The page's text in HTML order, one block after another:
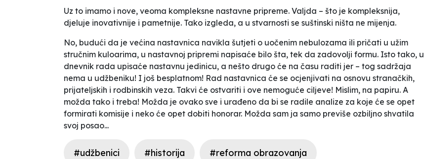
Uz to imamo i nove, veoma kompleksne nastavne pripreme. Valjda – što je kompleksnija,
djeluje inovativnije i pametnije. Tako izgleda, a u stvarnosti se suštinski ništa ne mijenja.
No, budući da je većina nastavnica navikla šutjeti o uočenim nebulozama ili pričati u užim
stručnim kuloarima, u nastavnoj pripremi napisaće bilo šta, tek da zadovolji formu. Isto tako, u
dnevnik rada upisaće nastavnu jedinicu, a nešto drugo će na času raditi jer – tog sadržaja
nema u udžbeniku! I još besplatnom! Rad nastavnica će se ocjenjivati na osnovu stranačkih,
prijateljskih i rodbinskih veza. Takvi će ostvariti i ove nemoguće ciljeve! Mislim, na papiru. A
možda tako i treba! Možda je ovako sve i urađeno da bi se radile analize za koje će se opet
formirati komisije i neko će opet dobiti honorar. Možda sam ja samo previše ozbiljno shvatila
svoj posao...
#udžbenici #historija #reforma obrazovanja